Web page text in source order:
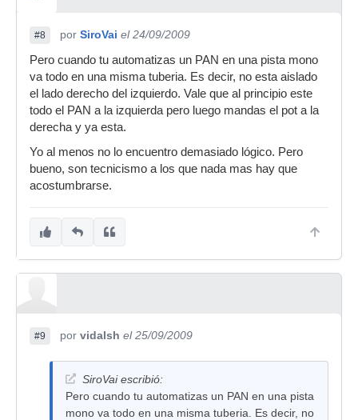
#8 por SiroVai el 24/09/2009
Pero cuando tu automatizas un PAN en una pista mono
va todo en una misma tuberia. Es decir, no esta aislado
el lado derecho del izquierdo. Vale que al principio este
todo el PAN a la izquierda pero luego mandas el pot a la
derecha y ya esta.
Yo al menos no lo encuentro demasiado lógico. Pero
bueno, son tecnicismo a los que nada mas hay que
acostumbrarse.
#9 por vidalsh el 25/09/2009
SiroVai escribió:
Pero cuando tu automatizas un PAN en una pista
mono va todo en una misma tuberia. Es decir, no